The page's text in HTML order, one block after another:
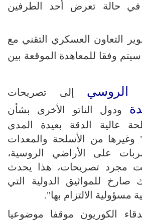
في حالة تعرض أحد الطرفين
التعاون العسكري التقني مع
سيتم وفقا للمعاهدة الموقعة بين
الروسي إلى تصريحات
ودول الناتو الأخرى بشأن
عالية الدقة بعيدة المدى
"إف-16" وغيرها من الأسلحة والمعدات
على الأراضي الروسية،
مجرد تصريحات، هذا يحدث
صارخ للمواثيق الدولية التي
مسؤولية الالتزام بها".
الكوريون موقفا موضوعيا